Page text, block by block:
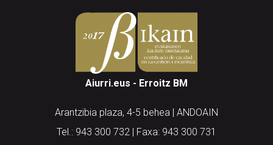
Aiurri.eus - Erroitz BM
Arantzibia plaza, 4-5 behea | ANDOAIN
Tel.: 943 300 732 | Faxa: 943 300 731